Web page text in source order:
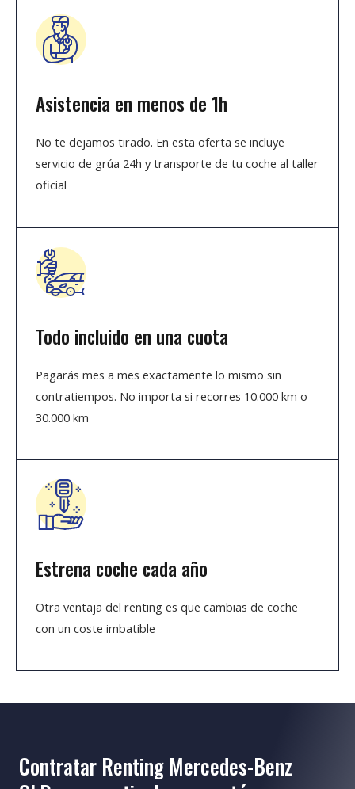
Asistencia en menos de 1h
No te dejamos tirado. En esta oferta se incluye
servicio de grúa 24h y transporte de tu coche al taller
oficial
Todo incluido en una cuota
Pagarás mes a mes exactamente lo mismo sin
contratiempos. No importa si recorres 10.000 km o
30.000 km
Estrena coche cada año
Otra ventaja del renting es que cambias de coche
con un coste imbatible
Contratar Renting Mercedes-Benz